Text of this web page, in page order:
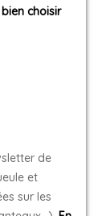
choisir
de
et
sur les